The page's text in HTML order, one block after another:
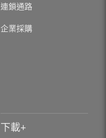
連鎖通路
企業採購
下載